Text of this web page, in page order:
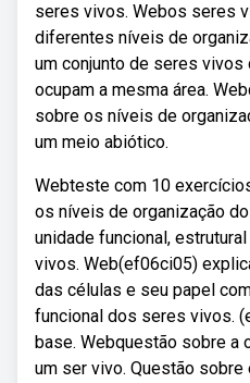
seres vivos. Webos seres
diferentes níveis de
um conjunto de seres
ocupam a mesma área.
sobre os níveis de
um meio abiótico.
Webteste com 10
os níveis de organização
unidade funcional,
vivos. Web(ef06ci05)
das células e seu papel
funcional dos seres vivos.
base. Webquestão sobre a
um ser vivo. Questão sobre